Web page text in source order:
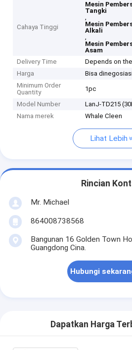
Cahaya Tinggi
Mesin
Tangki
,
Mesin
Alkali
,
Mesin
Asam
Delivery Time
Depends on
Harga
Bisa
Minimum Order
Quantity
1pc
Model Number
LanJ-TD215
Nama merek
Whale Cleen
Lihat Lebih
Rincian
Mr. Michael
864008738568
Bangunan 16 Golden Town
Guangdong Cina.
Hubungi
Dapatkan Harga